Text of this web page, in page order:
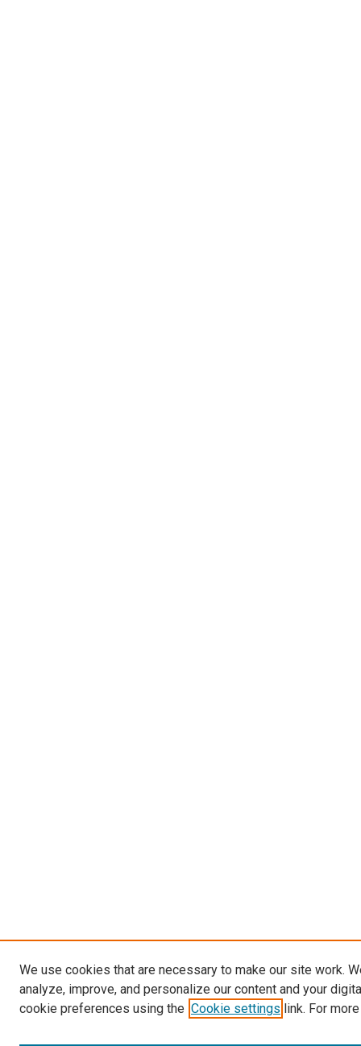
We use cookies that are necessary to make our site work.
analyze, improve, and personalize our content and your
cookie preferences using the Cookie settings link. For